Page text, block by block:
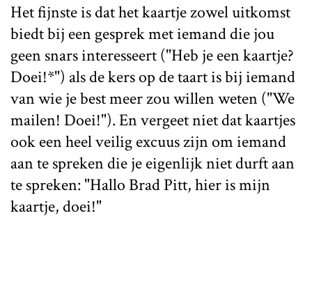
Het fijnste is dat het kaartje zowel uitkomst
biedt bij een gesprek met iemand die jou
geen snars interesseert ("Heb je een kaartje?
Doei!*") als de kers op de taart is bij iemand
van wie je best meer zou willen weten ("We
mailen! Doei!"). En vergeet niet dat kaartjes
ook een heel veilig excuus zijn om iemand
aan te spreken die je eigenlijk niet durft aan
te spreken: "Hallo Brad Pitt, hier is mijn
kaartje, doei!"